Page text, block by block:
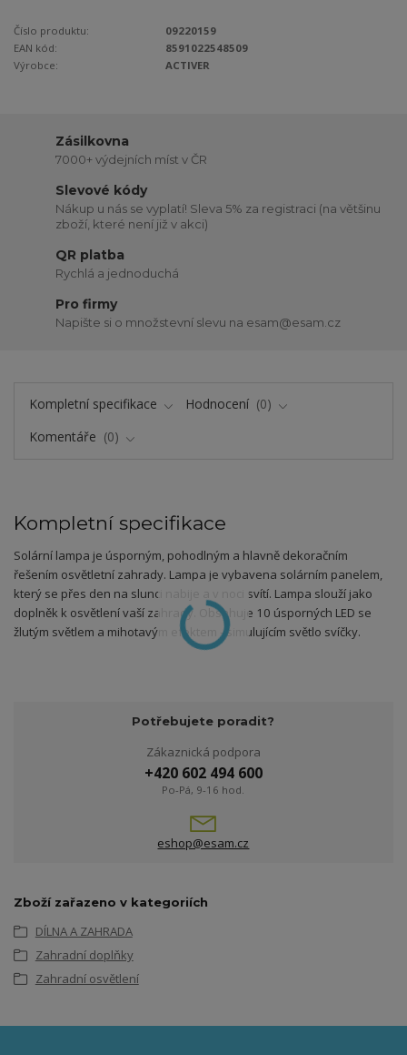
Číslo produktu:
09220159
EAN kód:
8591022548509
Výrobce:
ACTIVER
Zásilkovna
7000+ výdejních míst v ČR
Slevové kódy
Nákup u nás se vyplatí! Sleva 5% za registraci (na většinu
zboží, které není již v akci)
QR platba
Rychlá a jednoduchá
Pro firmy
Napište si o množstevní slevu na esam@esam.cz
Kompletní specifikace Hodnocení
0
Komentáře
0
Kompletní specifikace
Solární lampa je úsporným, pohodlným a hlavně dekoračním
řešením osvětletní zahrady. Lampa je vybavena solárním panelem,
který se přes den na slunci nabije a v noci svítí. Lampa slouží jako
doplněk k osvětlení vaší zahrady. Obsahuje 10 úsporných LED se
žlutým světlem a mihotavým efektem - simulujícím světlo svíčky.
Potřebujete poradit?
Zákaznická podpora
+420 602 494 600
Po-Pá, 9-16 hod.
eshop@esam.cz
Zboží zařazeno v kategoriích
DÍLNA A ZAHRADA
Zahradní doplňky
Zahradní osvětlení